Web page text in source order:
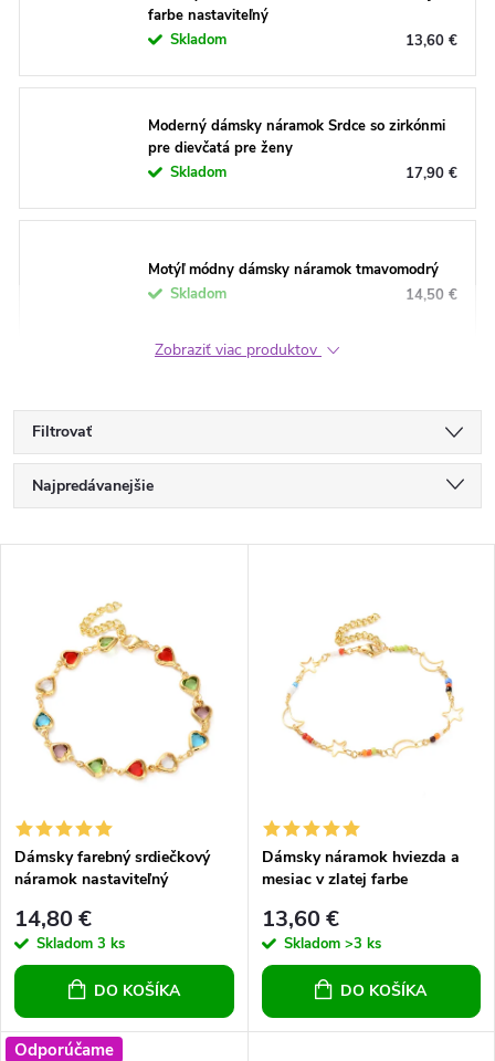
farbe nastaviteľný
Skladom
13,60 €
Moderný dámsky náramok Srdce so zirkónmi
pre dievčatá pre ženy
Skladom
17,90 €
Motýľ módny dámsky náramok tmavomodrý
Skladom
14,50 €
Zobraziť viac produktov
Filtrovať
R
a
n
e
p
r
o
d
Najpredávanejšie
Abecedne
p
p
r
o
d
Dámsky farebný srdiečkový
náramok nastaviteľný
14,80 €
Skladom 3 ks
DO KOŠÍKA
Dámsky náramok hviezda a
mesiac v zlatej farbe
13,60 €
Skladom >3 ks
DO KOŠÍKA
Odporúčame